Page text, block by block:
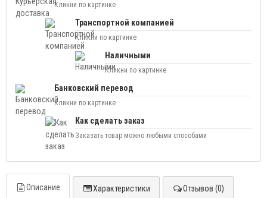
Кликни по картинке
Транспортной компанией
Кликни по картинке
Наличными
Кликни по картинке
Банковский перевод
Кликни по картинке
Как сделать заказ
Заказать товар можно любыми способами
Описание Характеристики Отзывов (0)